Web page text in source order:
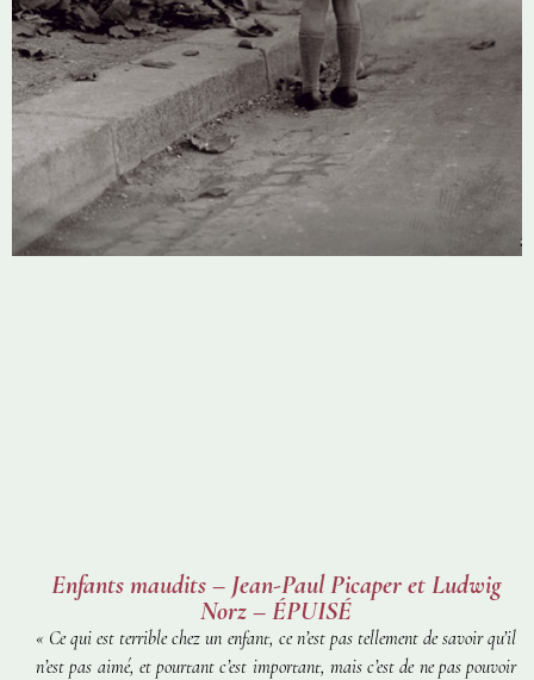
Enfants maudits – Jean-Paul Picaper et Ludwig
Norz – ÉPUISÉ
« Ce qui est terrible chez un enfant, ce n’est pas tellement de savoir qu’il
n’est pas aimé, et pourtant c’est important, mais c’est de ne pas pouvoir